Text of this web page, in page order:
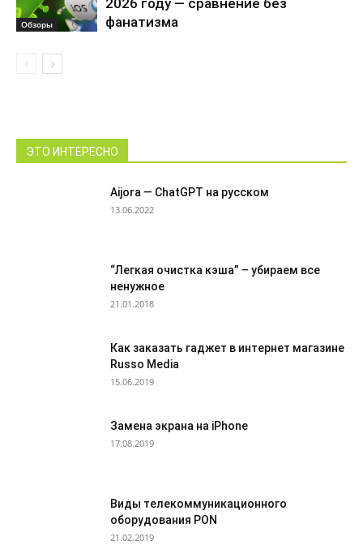
Обзоры
2026 году — сравнение без
фанатизма
ЭТО ИНТЕРЕСНО
Aijora — ChatGPT на русском
13.06.2022
“Легкая очистка кэша” – убираем все
ненужное
21.01.2018
Как заказать гаджет в интернет магазине
Russo Media
15.06.2019
Замена экрана на iPhone
17.08.2019
Виды телекоммуникационного
оборудования PON
21.02.2019